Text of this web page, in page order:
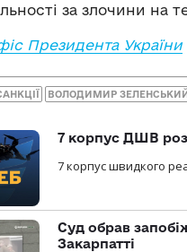
за злочини на
Президента України
ВОЛОДИМИР ЗЕЛЕНСЬКИЙ
7 корпус ДШВ
7 корпус швидкого
Суд обрав
Закарпатті